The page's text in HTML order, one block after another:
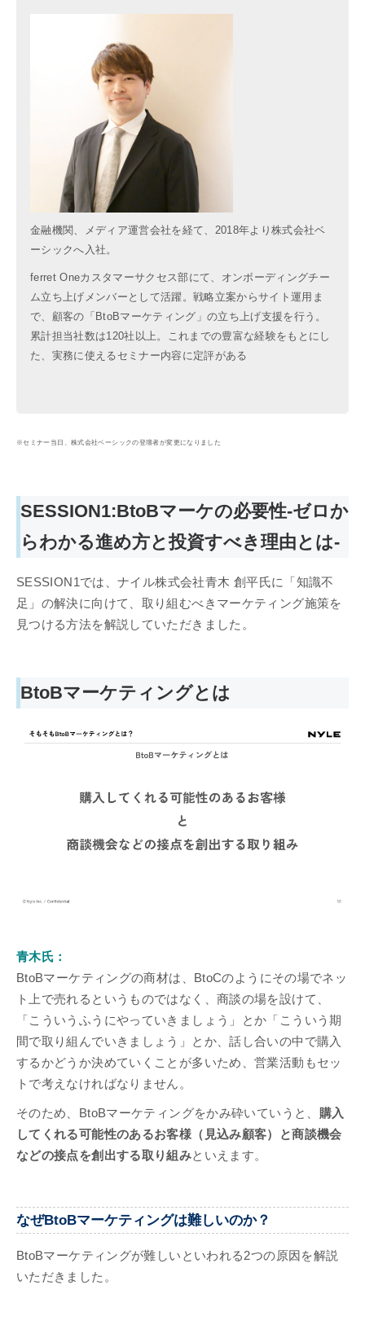
金融機関、メディア運営会社を経て、2018年より株式会社ベ
ーシックへ入社。
ferret Oneカスタマーサクセス部にて、オンボーディングチー
ム立ち上げメンバーとして活躍。戦略立案からサイト運用ま
で、顧客の「BtoBマーケティング」の立ち上げ支援を行う。
累計担当社数は120社以上。これまでの豊富な経験をもとにし
た、実務に使えるセミナー内容に定評がある
※セミナー当日、株式会社ベーシックの登壇者が変更になりました
SESSION1:BtoBマーケの必要性-ゼロか
らわかる進め方と投資すべき理由とは-
SESSION1では、ナイル株式会社青木 創平氏に「知識不
足」の解決に向けて、取り組むべきマーケティング施策を
見つける方法を解説していただきました。
BtoBマーケティングとは
青木氏：
BtoBマーケティングの商材は、BtoCのようにその場でネッ
ト上で売れるというものではなく、商談の場を設けて、
「こういうふうにやっていきましょう」とか「こういう期
間で取り組んでいきましょう」とか、話し合いの中で購入
するかどうか決めていくことが多いため、営業活動もセッ
トで考えなければなりません。
そのため、BtoBマーケティングをかみ砕いていうと、
購入
してくれる可能性のあるお客様（見込み顧客）と商談機会
などの接点を創出する取り組みといえます。
なぜBtoBマーケティングは難しいのか？
BtoBマーケティングが難しいといわれる2つの原因を解説
いただきました。